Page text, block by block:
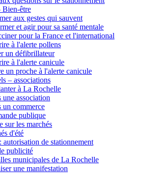
Bien-être
aux gestes qui sauvent
et agir pour sa santé mentale
pour la France et l'international
à l'alerte pollens
un défibrillateur
à l'alerte canicule
un proche à l'alerte canicule
– associations
à La Rochelle
une association
un commerce
publique
sur les marchés
d'été
autorisation de stationnement
publicité
municipales de La Rochelle
une manifestation